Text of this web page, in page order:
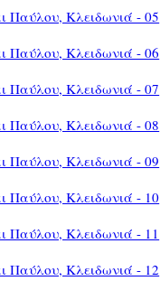
Παύλου, Κλειδωνιά - 05
Παύλου, Κλειδωνιά - 06
Παύλου, Κλειδωνιά - 07
Παύλου, Κλειδωνιά - 08
Παύλου, Κλειδωνιά - 09
Παύλου, Κλειδωνιά - 10
Παύλου, Κλειδωνιά - 11
Παύλου, Κλειδωνιά - 12